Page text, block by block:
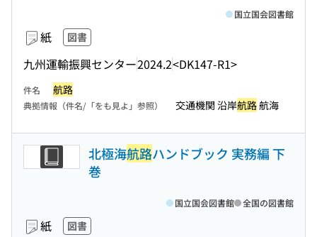
紙 図書
九州運輸振興センター2024.2<DK147-R1>
国立国会図書館
件名 航路
典拠情報（件名/「をも見よ」参照） 交通機関 沿岸航路航海
北極海航路ハンドブック 実務編 下
巻
紙 図書
国立国会図書館 全国の図書館